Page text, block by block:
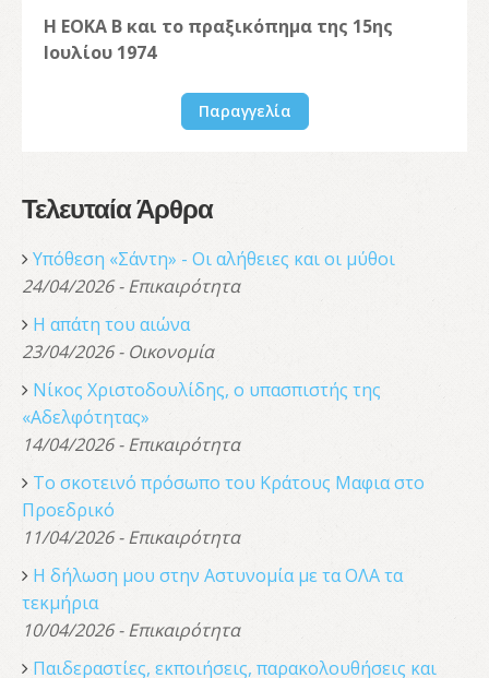
Η ΕΟΚΑ Β και το πραξικόπημα της 15ης
Ιουλίου 1974
Παραγγελία
Τελευταία Άρθρα
Υπόθεση «Σάντη» - Οι αλήθειες και οι μύθοι
24/04/2026 - Επικαιρότητα
Η απάτη του αιώνα
23/04/2026 - Οικονομία
Νίκος Χριστοδουλίδης, o υπασπιστής της
«Αδελφότητας»
14/04/2026 - Επικαιρότητα
Το σκοτεινό πρόσωπο του Κράτους Μαφια στο
Προεδρικό
11/04/2026 - Επικαιρότητα
Η δήλωση μου στην Αστυνομία με τα ΟΛΑ τα
τεκμήρια
10/04/2026 - Επικαιρότητα
Παιδεραστίες, εκποιήσεις, παρακολουθήσεις και